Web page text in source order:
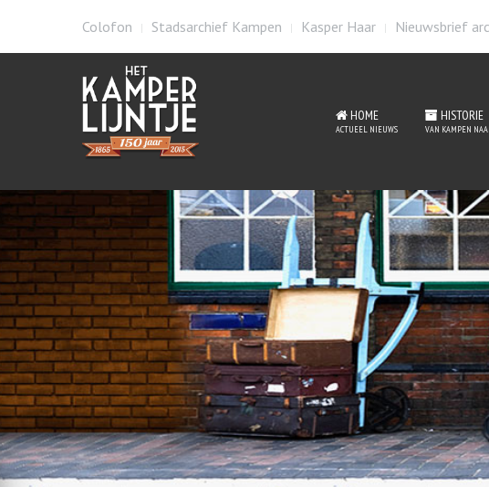
Colofon Stadsarchief Kampen Kasper Haar Nieuwsbrief
HOME
ACTUEEL NIEUWS
HISTORIE
VAN KAMPEN